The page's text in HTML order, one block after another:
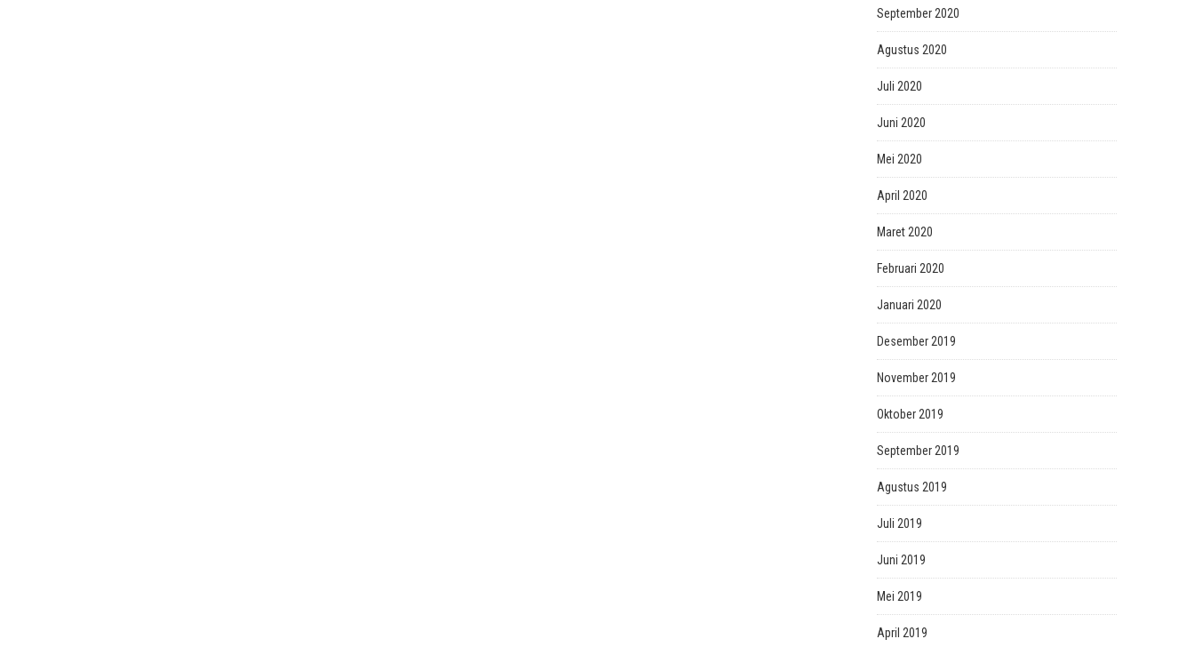
September 2020
Agustus 2020
Juli 2020
Juni 2020
Mei 2020
April 2020
Maret 2020
Februari 2020
Januari 2020
Desember 2019
November 2019
Oktober 2019
September 2019
Agustus 2019
Juli 2019
Juni 2019
Mei 2019
April 2019